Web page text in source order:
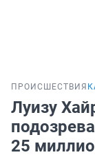
ПРОИСШЕСТВИЯ
Луизу
25